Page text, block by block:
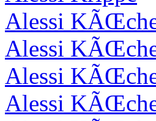
Alessi
Alessi
Alessi
Alessi